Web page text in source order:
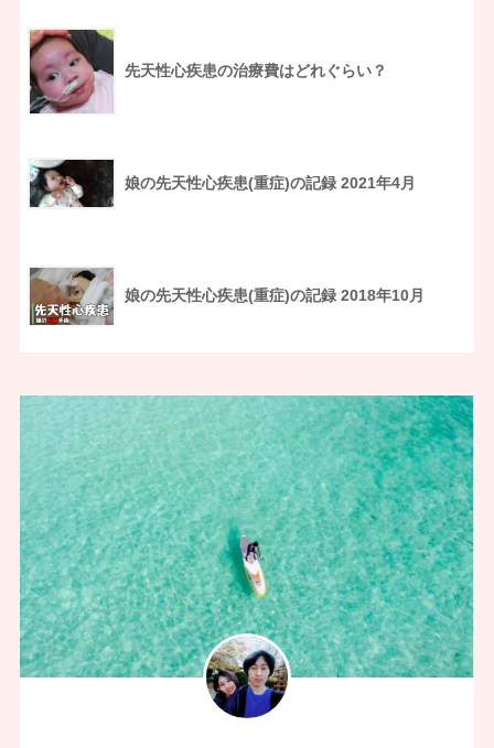
先天性心疾患の治療費はどれぐらい？
娘の先天性心疾患(重症)の記録 2021年4月
娘の先天性心疾患(重症)の記録 2018年10月